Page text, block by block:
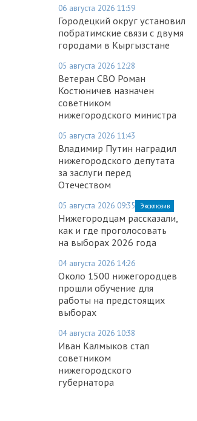
06 августа 2026 11:59
Городецкий округ установил
побратимские связи с двумя
городами в Кыргызстане
05 августа 2026 12:28
Ветеран СВО Роман
Костюничев назначен
советником
нижегородского министра
05 августа 2026 11:43
Владимир Путин наградил
нижегородского депутата
за заслуги перед
Отечеством
05 августа 2026 09:35 Эксклюзив
Нижегородцам рассказали,
как и где проголосовать
на выборах 2026 года
04 августа 2026 14:26
Около 1500 нижегородцев
прошли обучение для
работы на предстоящих
выборах
04 августа 2026 10:38
Иван Калмыков стал
советником
нижегородского
губернатора